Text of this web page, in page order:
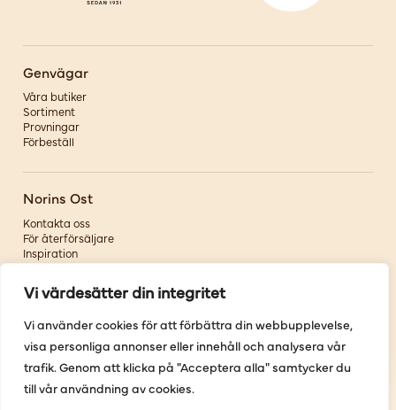
Vi värdesätter din integritet
Vi använder cookies för att förbättra din webbupplevelse,
visa personliga annonser eller innehåll och analysera vår
trafik. Genom att klicka på "Acceptera alla" samtycker du
till vår användning av cookies.
Genvägar
Våra butiker
Sortiment
Provningar
Förbeställ
Norins Ost
Kontakta oss
För återförsäljare
Inspiration
Om oss
Följ oss
Facebook
Instagram
Youtube